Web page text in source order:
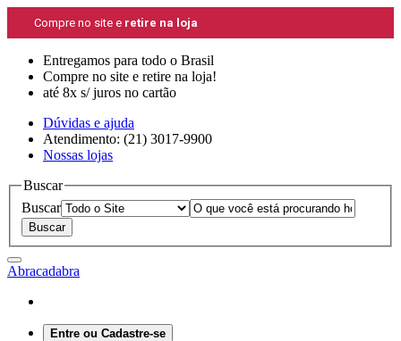
Compre no site e retire na loja
Entregamos para todo o Brasil
Compre no site e retire na loja!
até 8x s/ juros no cartão
Dúvidas e ajuda
Atendimento: (21) 3017-9900
Nossas lojas
Buscar
Buscar
Abracadabra
Entre ou Cadastre-se